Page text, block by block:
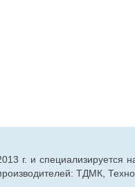
г. и специализируется
ТДМК,